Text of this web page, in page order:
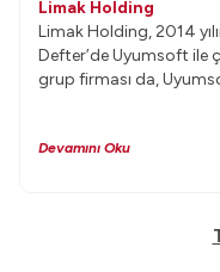
Limak Holding
Limak Holding, 2014
Defter’de Uyumsoft ile
grup firması da,
Devamını Oku